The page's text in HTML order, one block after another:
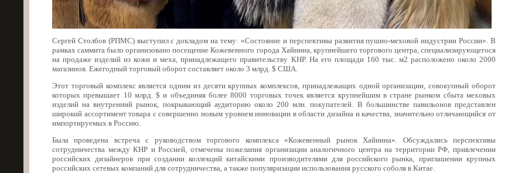
Сергей Столбов (РПМС) выступил с докладом на тему: «Состояние и перспективы развития пушно-меховой индустрии России». В
рамках саммита было организовано посещение Кожевенного города Хайнина, крупнейшего торгового центра, специализирующегося
на продаже изделий из кожи и меха, принадлежащего правительству КНР. На его площади 160 тыс. м2 расположено около 2000
магазинов. Ежегодный торговый оборот составляет около 3 млрд. $ США.
Этот торговый комплекс является одним из десяти крупных комплексов, принадлежащих одной организации, совокупный оборот
которых превышает 10 млрд. $ и объединяя более 8000 торговых точек является крупнейшим в стране рынком сбыта меховых
изделий на внутренний рынок, покрывающий аудиторию около 200 млн. покупателей. В большинстве павильонов представлен
широкий ассортимент товара с совершенно новым уровнем инновации в области дизайна и качества, значительно отличающийся от
импортируемых в Россию.
Была проведена встреча с руководством торгового комплекса «Кожевенный рынок Хайнина». Обсуждались перспективы
сотрудничества между КНР и Россией, отмечены пожелания организации аналогичного центра на территории РФ, привлечении
российских дизайнеров при создании коллекций китайскими производителями для российского рынка, приглашении крупных
российских сетевых компаний для сотрудничества, а также популяризации использования русского соболя в Китае.